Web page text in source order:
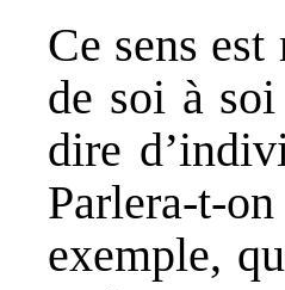
Ce sens
de soi à
dire
Parlera-t-
exemple,